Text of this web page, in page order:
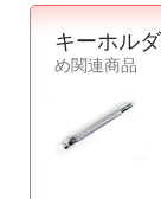
キーホル
め関連商品